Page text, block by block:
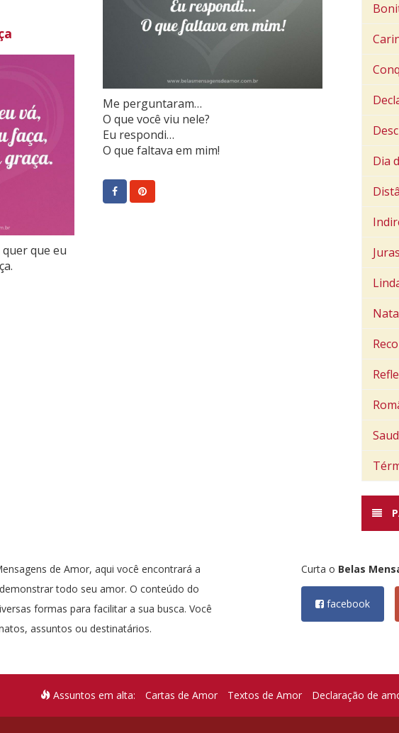
Me perguntaram…
O que você viu nele?
Eu respondi…
O que faltava em mim!
que eu
Dia
de Amor, aqui você encontrará a
todo seu amor. O conteúdo do
formas para facilitar a sua busca. Você
assuntos ou destinatários.
Curta o Belas
facebook
Assuntos em alta: Cartas de Amor Textos de Amor Declaração de